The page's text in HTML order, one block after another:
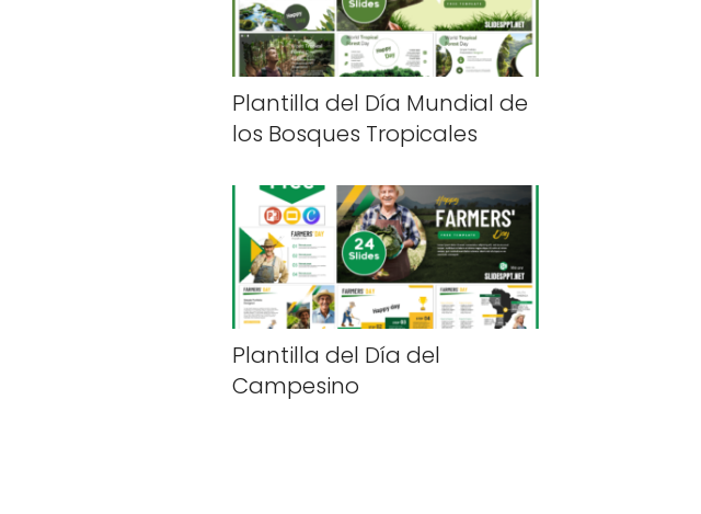
Plantilla del Día Mundial de
los Bosques Tropicales
Plantilla del Día del
Campesino